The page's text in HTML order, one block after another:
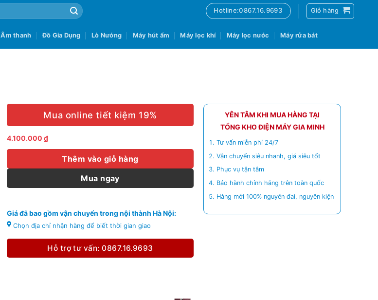
Hotline:0867.16.9693 Giỏ hàng
Âm thanh Đồ Gia Dụng Lò Nướng Máy hút ẩm Máy lọc khí Máy lọc nước Máy rửa bát
Mua online tiết kiệm 19%
4.100.000 ₫
Thêm vào giỏ hàng
Mua ngay
Giá đã bao gồm vận chuyển trong nội thành Hà Nội:
Chọn địa chỉ nhận hàng để biết thời gian giao
Hỗ trợ tư vấn: 0867.16.9693
YÊN TÂM KHI MUA HÀNG TẠI
TỔNG KHO ĐIỆN MÁY GIA MINH
Tư vấn miễn phí 24/7
Vận chuyển siêu nhanh, giá siêu tốt
Phục vụ tận tâm
Bảo hành chính hãng trên toàn quốc
Hàng mới 100% nguyên đai, nguyên kiện